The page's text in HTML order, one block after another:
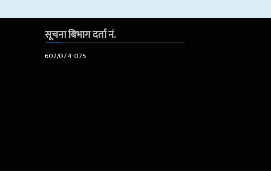
सूचना बिभाग दर्ता नं.
602/074-075